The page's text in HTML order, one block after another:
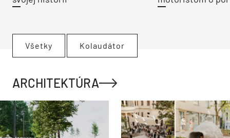
Všetky Kolaudátor
ARCHITEKTÚRA